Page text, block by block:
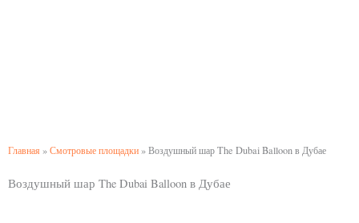
Главная »Смотровые площадки»Воздушный шар The Dubai Balloon в Дубае
Воздушный шар The Dubai Balloon в Дубае